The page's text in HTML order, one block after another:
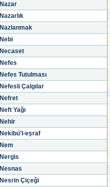
Nazar
Nazarlık
Nazlanmak
Nebi
Necaset
Nefes
Nefes Tutulması
Nefesli Çalgılar
Nefret
Neft Yağı
Nehir
Nekibü'l-eşraf
Nem
Nergis
Nesnas
Nesrin Çiçeği